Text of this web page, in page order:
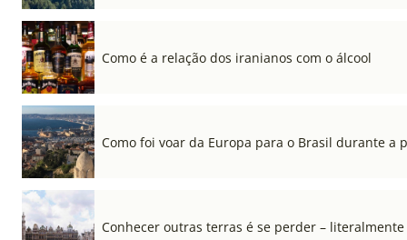
Como é a relação dos iranianos com o álcool
Como foi voar da Europa para o Brasil durante a
Conhecer outras terras é se perder – literalmente